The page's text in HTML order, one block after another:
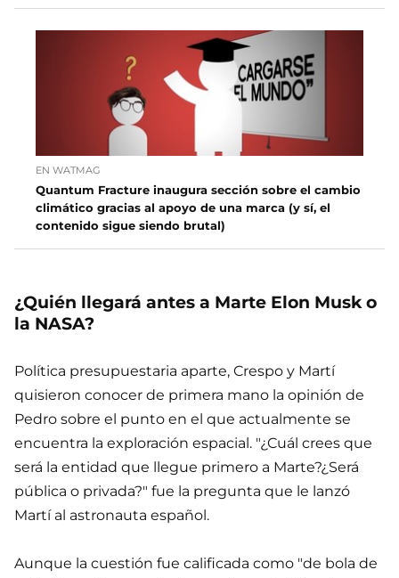
EN WATMAG
Quantum Fracture inaugura sección sobre el cambio
climático gracias al apoyo de una marca (y sí, el
contenido sigue siendo brutal)
¿Quién llegará antes a Marte Elon Musk o
la NASA?
Política presupuestaria aparte, Crespo y Martí
quisieron conocer de primera mano la opinión de
Pedro sobre el punto en el que actualmente se
encuentra la exploración espacial. "¿Cuál crees que
será la entidad que llegue primero a Marte?¿Será
pública o privada?" fue la pregunta que le lanzó
Martí al astronauta español.
Aunque la cuestión fue calificada como "de bola de